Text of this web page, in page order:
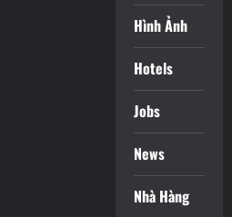
Hình Ảnh
Hotels
Jobs
News
Nhà Hàng